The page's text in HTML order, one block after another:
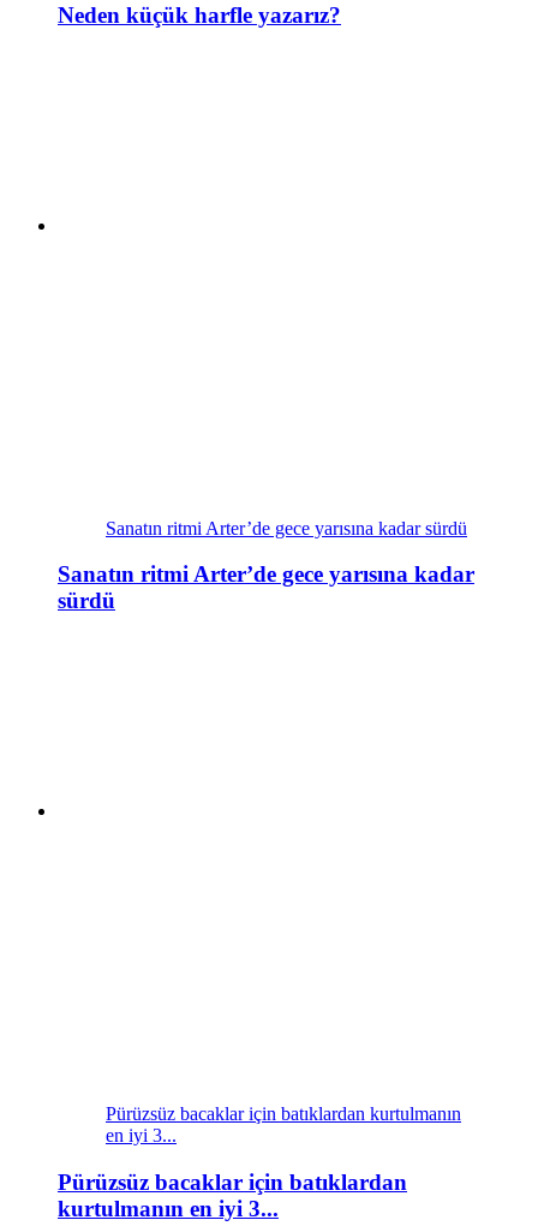
Neden küçük harfle yazarız?
Sanatın ritmi Arter’de gece yarısına kadar sürdü
Sanatın ritmi Arter’de gece yarısına kadar
sürdü
Pürüzsüz bacaklar için batıklardan kurtulmanın
en iyi 3...
Pürüzsüz bacaklar için batıklardan
kurtulmanın en iyi 3...